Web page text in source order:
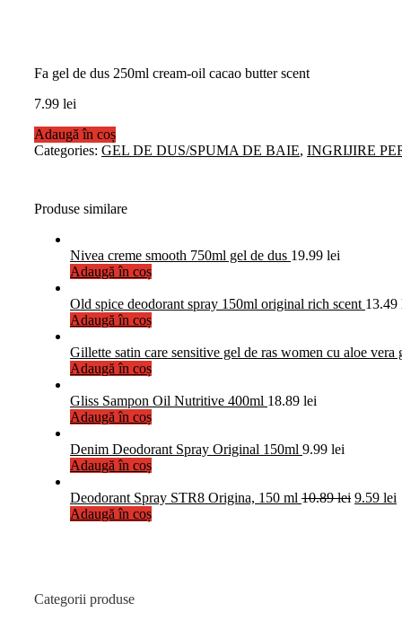
Fa gel de dus 250ml cream-oil cacao butter scent
7.99 lei
Adaugă în coș
Categories: GEL DE DUS/SPUMA DE BAIE, INGRIJIRE
Produse similare
Nivea creme smooth 750ml gel de dus 19.99 lei
Adaugă în coș
Old spice deodorant spray 150ml original rich scent 13.49
Adaugă în coș
Gillette satin care sensitive gel de ras women cu aloe
Adaugă în coș
Gliss Sampon Oil Nutritive 400ml 18.89 lei
Adaugă în coș
Denim Deodorant Spray Original 150ml 9.99 lei
Adaugă în coș
Deodorant Spray STR8 Origina, 150 ml 10.89lei 9.59 lei
Adaugă în coș
Categorii produse